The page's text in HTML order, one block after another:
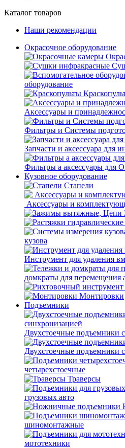
Каталог товаров
Наши рекомендации
Окрасочное оборудование
оборудование
Аксессуары и
Фильтры и Системы
Запчасти и аксессуара для
Фильтры а аксессуары для
Кузовное оборудование
Стапели
Аксессуары и
кузова
Инструмент для удаления
домкраты для перемещения
Монтировки
Подъемники
Двухстоечные подъемники
Двухстоечные подъемники
четырехстоечные
Траверсы
грузовых авто
шиномонтажные
мототехники